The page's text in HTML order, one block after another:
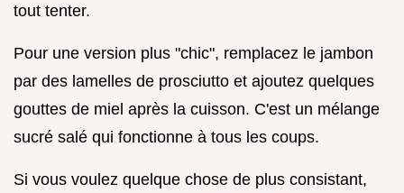
tout tenter.
Pour une version plus "chic", remplacez le jambon
par des lamelles de prosciutto et ajoutez quelques
gouttes de miel après la cuisson. C'est un mélange
sucré salé qui fonctionne à tous les coups.
Si vous voulez quelque chose de plus consistant,